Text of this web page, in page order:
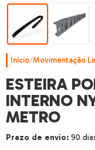
Início/Movimentação
ESTEIRA
INTERNO
METRO
Prazo de envio: 90